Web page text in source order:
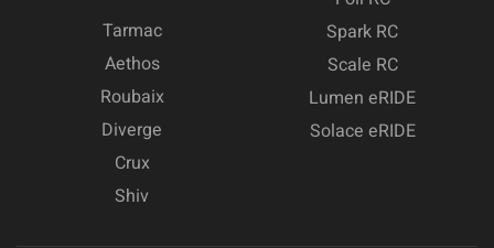
Tarmac
Aethos
Roubaix
Diverge
Crux
Shiv
Spark RC
Scale RC
Lumen eRIDE
Solace eRIDE